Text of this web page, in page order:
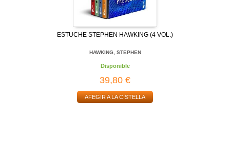
ESTUCHE STEPHEN HAWKING (4 VOL.)
HAWKING, STEPHEN
Disponible
39,80 €
AFEGIR A LA CISTELLA